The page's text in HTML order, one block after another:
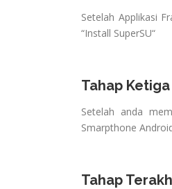
Setelah Applikasi
“Install SuperSU“
Tahap Ketiga
Setelah anda
Smarpthone
Tahap